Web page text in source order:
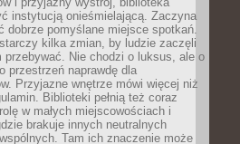
instytucją onieśmielającą. Zaczyna
dobrze pomyślane miejsce spotkań.
kilka zmian, by ludzie zaczęli
przebywać. Nie chodzi o luksus, ale o
przestrzeń naprawdę dla
Przyjazne wnętrze mówi więcej niż
Biblioteki pełnią też coraz
w małych miejscowościach i
brakuje innych neutralnych
Tam ich znaczenie może